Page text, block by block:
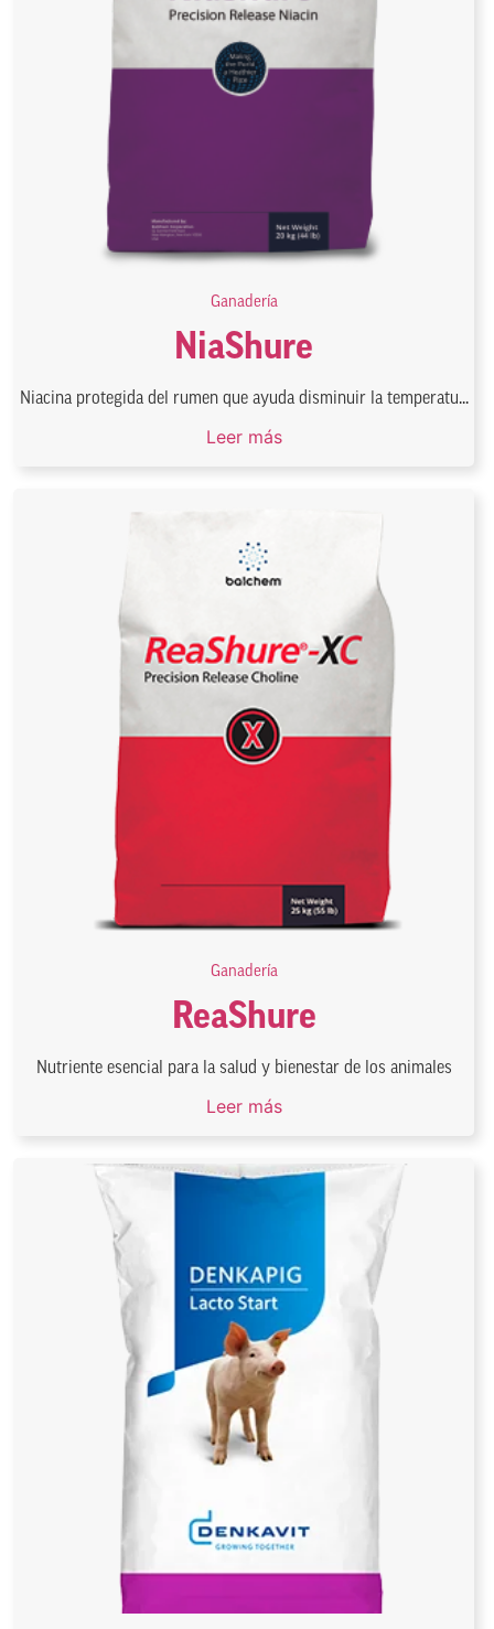
Ganadería
NiaShure
Niacina protegida del rumen que ayuda disminuir la temperatu...
Leer más
Ganadería
ReaShure
Nutriente esencial para la salud y bienestar de los animales
Leer más